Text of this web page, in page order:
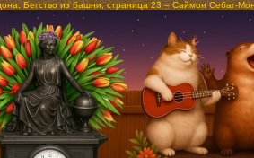
Бегство из башни, страница 23 – Саймон Себаг-